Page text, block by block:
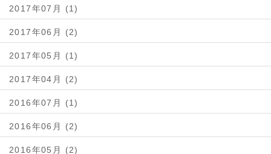
2017年07月 (1)
2017年06月 (2)
2017年05月 (1)
2017年04月 (2)
2016年07月 (1)
2016年06月 (2)
2016年05月 (2)